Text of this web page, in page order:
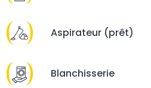
Aspirateur (prêt)
Blanchisserie